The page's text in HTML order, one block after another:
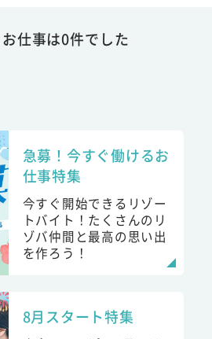
仕事は0件でした
急募！今すぐ働けるお
仕事特集
今すぐ開始できるリゾー
トバイト！たくさんのリ
ゾバ仲間と最高の思い出
を作ろう！
8月スタート特集